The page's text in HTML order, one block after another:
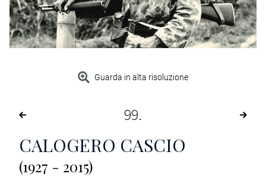
Guarda in alta risoluzione
99
CALOGERO CASCIO
(1927 - 2015)